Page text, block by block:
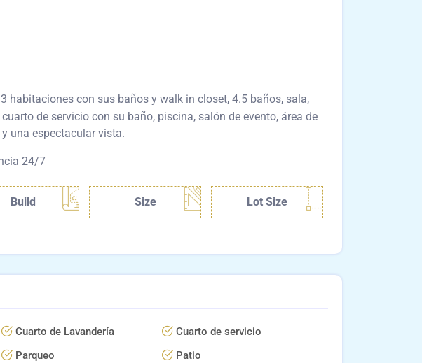
habitaciones con sus baños y walk in closet, 4.5 baños, sala,
de servicio con su baño, piscina, salón de evento, área de
una espectacular vista.
24/7
Build Size Lot Size
Cuarto de Lavandería
Cuarto de servicio
Parqueo
Patio